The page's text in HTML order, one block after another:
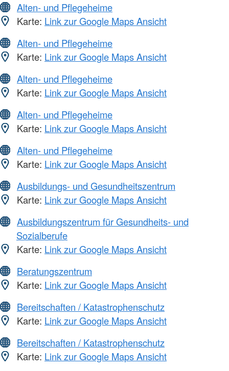
Alten- und Pflegeheime
Karte: Link zur Google Maps Ansicht
Alten- und Pflegeheime
Karte: Link zur Google Maps Ansicht
Alten- und Pflegeheime
Karte: Link zur Google Maps Ansicht
Alten- und Pflegeheime
Karte: Link zur Google Maps Ansicht
Alten- und Pflegeheime
Karte: Link zur Google Maps Ansicht
Ausbildungs- und Gesundheitszentrum
Karte: Link zur Google Maps Ansicht
Ausbildungszentrum für Gesundheits- und
Sozialberufe
Karte: Link zur Google Maps Ansicht
Beratungszentrum
Karte: Link zur Google Maps Ansicht
Bereitschaften / Katastrophenschutz
Karte: Link zur Google Maps Ansicht
Bereitschaften / Katastrophenschutz
Karte: Link zur Google Maps Ansicht